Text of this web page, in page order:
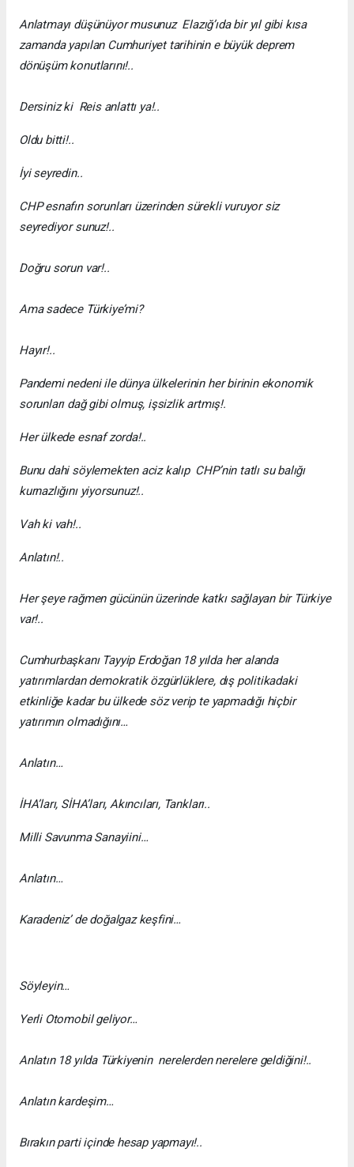
Anlatmayı düşünüyor musunuz Elazığ’ıda bir yıl gibi kısa
zamanda yapılan Cumhuriyet tarihinin e büyük deprem
dönüşüm konutlarını!..
Dersiniz ki Reis anlattı ya!..
Oldu bitti!..
İyi seyredin..
CHP esnafın sorunları üzerinden sürekli vuruyor siz
seyrediyor sunuz!..
Doğru sorun var!..
Ama sadece Türkiye’mi?
Hayır!..
Pandemi nedeni ile dünya ülkelerinin her birinin ekonomik
sorunları dağ gibi olmuş, işsizlik artmış!.
Her ülkede esnaf zorda!..
Bunu dahi söylemekten aciz kalıp CHP’nin tatlı su balığı
kurnazlığını yiyorsunuz!..
Vah ki vah!..
Anlatın!..
Her şeye rağmen gücünün üzerinde katkı sağlayan bir Türkiye
var!..
Cumhurbaşkanı Tayyip Erdoğan 18 yılda her alanda
yatırımlardan demokratik özgürlüklere, dış politikadaki
etkinliğe kadar bu ülkede söz verip te yapmadığı hiçbir
yatırımın olmadığını…
Anlatın…
İHA’ları, SİHA’ları, Akıncıları, Tankları..
Milli Savunma Sanayiini…
Anlatın…
Karadeniz’ de doğalgaz keşfini…
Söyleyin…
Yerli Otomobil geliyor…
Anlatın 18 yılda Türkiyenin nerelerden nerelere geldiğini!..
Anlatın kardeşim…
Bırakın parti içinde hesap yapmayı!..